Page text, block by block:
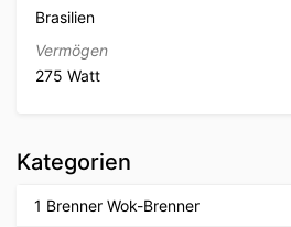
Brasilien
Vermögen
275 Watt
Kategorien
1 Brenner Wok-Brenner